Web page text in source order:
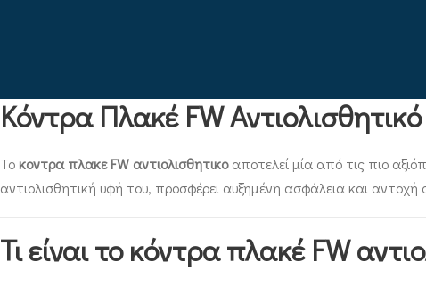
Κόντρα Πλακέ FW Αντιολισθητικό
Το κοντρα πλακε FW αντιολισθητικοαποτελεί μία από τις πιο
αντιολισθητική υφή του, προσφέρει αυξημένη ασφάλεια και αντοχή
Τι είναι το κόντρα πλακέ FW